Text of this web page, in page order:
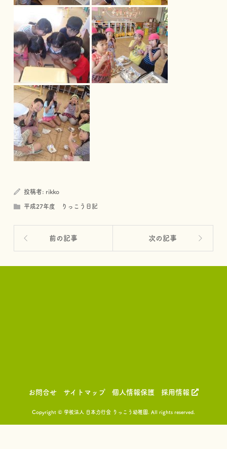
投稿者: rikko
平成27年度 りっこう日記
前の記事 次の記事
お問合せ サイトマップ 個人情報保護 採用情報
Copyright © 学校法人 日本力行会 りっこう幼稚園. All rights reserved.